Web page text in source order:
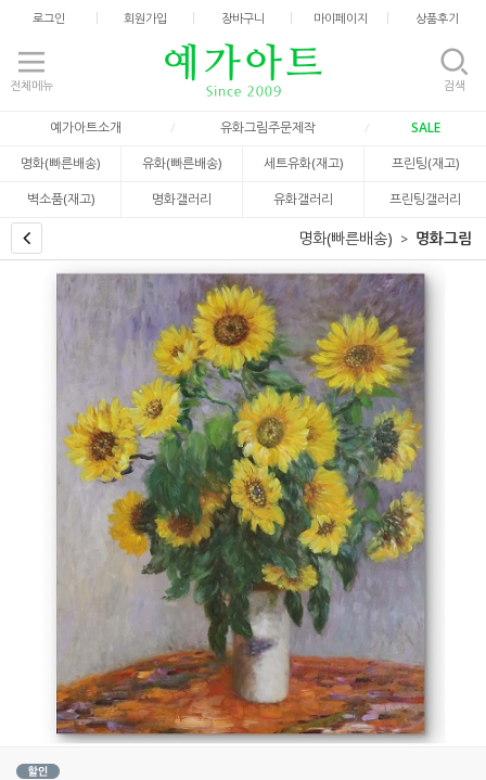
로그인 회원가입 장바구니 마이페이지 상품후기
전체메뉴 검색
예가아트소개 유화그림주문제작
SALE
명화(빠른배송)
유화(빠른배송) 세트유화(재고)
프린팅(재고)
벽소품(재고)
명화갤러리 유화갤러리 프린팅갤러리
명화(빠른배송) 명화그림